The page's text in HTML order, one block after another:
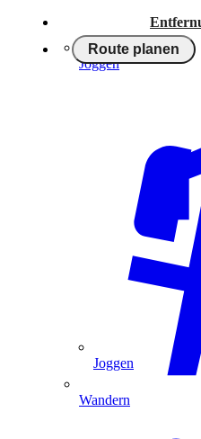
Route planen
Joggen
Joggen
Wandern